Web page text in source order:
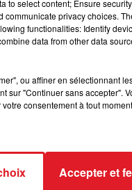
select content; Ensure
privacy choices.
functionalities: Identify
data from other data
ou affiner en sélectionnant
sur "Continuer sans accepter".
consentement à tout
Accepter et